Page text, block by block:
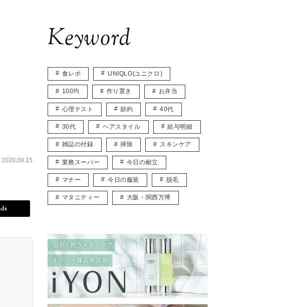
2020.09.15
Keyword
食レポ UNIQLO(ユニクロ)
100均 作り置き お弁当
心理テスト 節約 40代
30代 ヘアスタイル 給与明細
雑誌の付録 掃除 スキンケア
業務スーパー 今日の献立
マナー 今日の服装 脱毛
マタニティー 大阪・関西万博